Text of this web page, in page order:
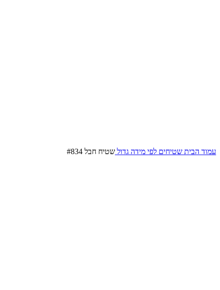
עמוד הבית שטיחים לפי מידה גדול שטיח חבל #834